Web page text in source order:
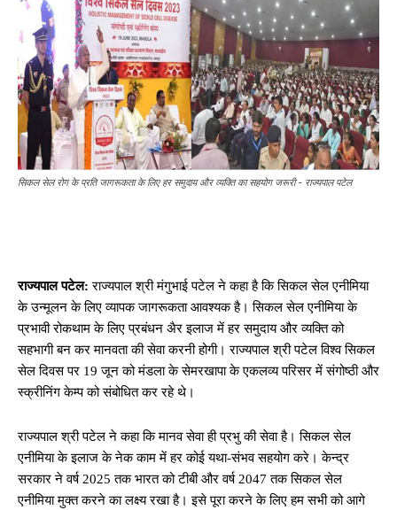
सिकल सेल रोग के प्रति जागरूकता के लिए हर समुदाय और व्यक्ति का सहयोग जरूरी - राज्यपाल पटेल
राज्यपाल पटेल: राज्यपाल श्री मंगुभाई पटेल ने कहा है कि सिकल सेल एनीमिया
के उन्मूलन के लिए व्यापक जागरूकता आवश्यक है। सिकल सेल एनीमिया के
प्रभावी रोकथाम के लिए प्रबंधन अैर इलाज में हर समुदाय और व्यक्ति को
सहभागी बन कर मानवता की सेवा करनी होगी। राज्यपाल श्री पटेल विश्व सिकल
सेल दिवस पर 19 जून को मंडला के सेमरखापा के एकलव्य परिसर में संगोष्ठी और
स्क्रीनिंग केम्प को संबोधित कर रहे थे।
राज्यपाल श्री पटेल ने कहा कि मानव सेवा ही प्रभु की सेवा है। सिकल सेल
एनीमिया के इलाज के नेक काम में हर कोई यथा-संभव सहयोग करे। केन्द्र
सरकार ने वर्ष 2025 तक भारत को टीबी और वर्ष 2047 तक सिकल सेल
एनीमिया मुक्त करने का लक्ष्य रखा है। इसे पूरा करने के लिए हम सभी को आगे